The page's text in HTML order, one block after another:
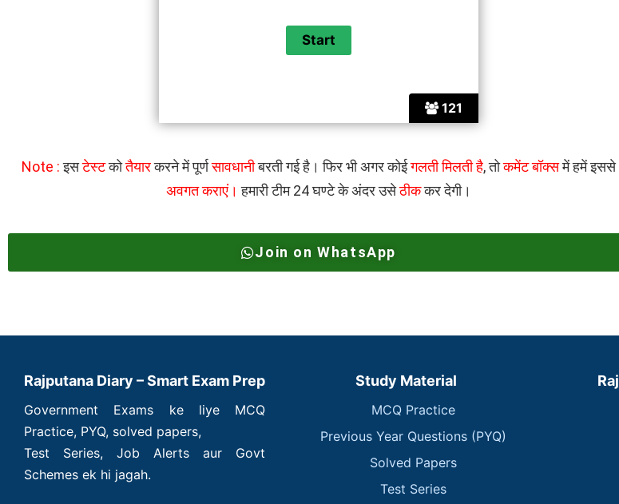
121
Note :इसटेस्टकोतैयारकरने में पूर्णसावधानीबरती गई है। फिर भी अगर कोईगलती मिलती है, तोकमेंट बॉक्समें हमें इससे
अवगत कराएं। हमारी टीम 24 घण्टे के अंदर उसेठीककर देगी।
Join on WhatsApp
Rajputana Diary – Smart Exam Prep
Government Exams ke liye MCQ
Practice, PYQ, solved papers,
Test Series, Job Alerts aur Govt
Schemes ek hi jagah.
Study Material
MCQ Practice
Previous Year Questions (PYQ)
Solved Papers
Test Series